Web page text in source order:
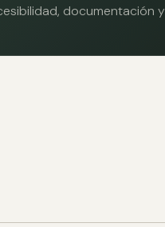
documentación y